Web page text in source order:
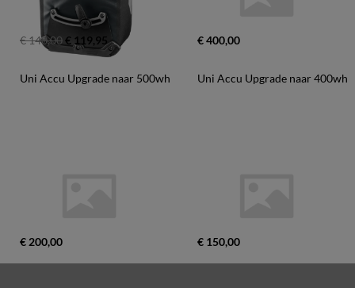
€ 140,00€ 119,95 € 400,00
Uni Accu Upgrade naar 500wh
€ 200,00
Uni Accu Upgrade naar 400wh
€ 150,00